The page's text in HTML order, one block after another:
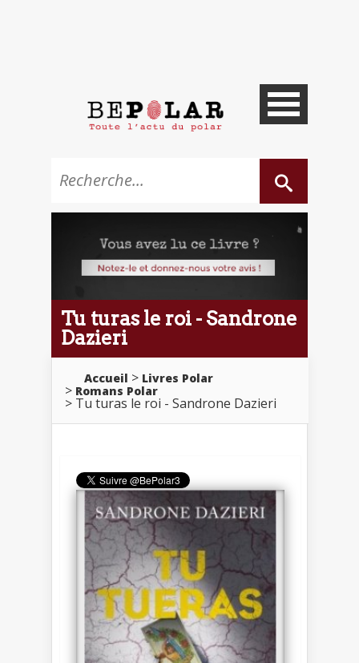
Tu turas le roi - Sandrone
Dazieri
Accueil
Livres Polar
Romans Polar
Tu turas le roi - Sandrone Dazieri